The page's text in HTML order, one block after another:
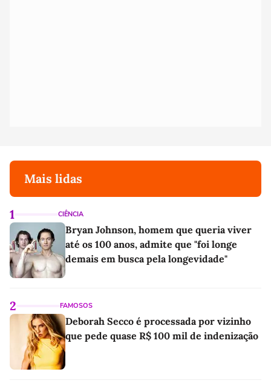
Mais lidas
1 CIÊNCIA
Bryan Johnson, homem que queria viver
até os 100 anos, admite que "foi longe
demais em busca pela longevidade"
2 FAMOSOS
Deborah Secco é processada por vizinho
que pede quase R$ 100 mil de indenização